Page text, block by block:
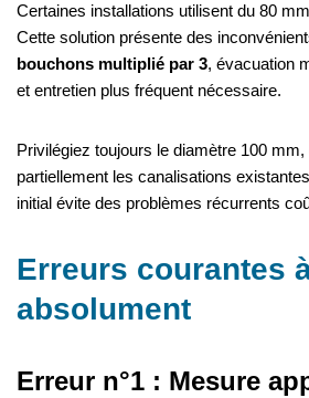
Certaines installations utilisent du 80
Cette solution présente des
bouchons multiplié par 3, évacuation
et entretien plus fréquent nécessaire.
Privilégiez toujours le diamètre 100
partiellement les canalisations
initial évite des problèmes récurrents
Erreurs courantes
absolument
Erreur n°1 : Mesure